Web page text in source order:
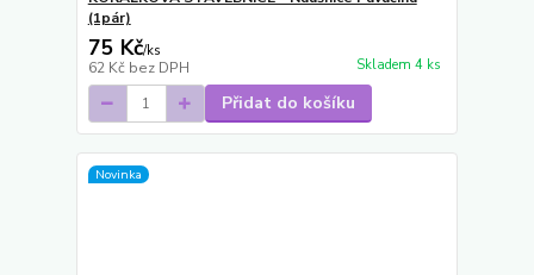
(1pár)
75 Kč/ks
62 Kč bez DPH Skladem 4 ks
Přidat do košíku
Novinka